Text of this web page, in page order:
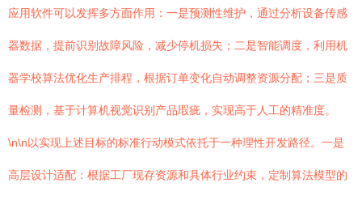
应用软件可以发挥多方面作用：一是预测性维护，通过分析设备传感
器数据，提前识别故障风险，减少停机损失；二是智能调度，利用机
器学校算法优化生产排程，根据订单变化自动调整资源分配；三是质
量检测，基于计算机视觉识别产品瑕疵，实现高于人工的精准度。
\n\n以实现上述目标的标准行动模式依托于一种理性开发路径。一是
高层设计适配：根据工厂现存资源和具体行业约束，定制算法模型的